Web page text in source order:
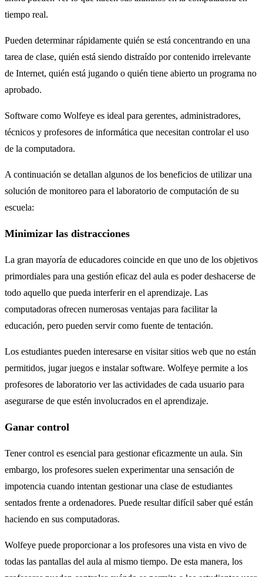
tiempo real.
Pueden determinar rápidamente quién se está concentrando en una
tarea de clase, quién está siendo distraído por contenido irrelevante
de Internet, quién está jugando o quién tiene abierto un programa no
aprobado.
Software como Wolfeye es ideal para gerentes, administradores,
técnicos y profesores de informática que necesitan controlar el uso
de la computadora.
A continuación se detallan algunos de los beneficios de utilizar una
solución de monitoreo para el laboratorio de computación de su
escuela:
Minimizar las distracciones
La gran mayoría de educadores coincide en que uno de los objetivos
primordiales para una gestión eficaz del aula es poder deshacerse de
todo aquello que pueda interferir en el aprendizaje. Las
computadoras ofrecen numerosas ventajas para facilitar la
educación, pero pueden servir como fuente de tentación.
Los estudiantes pueden interesarse en visitar sitios web que no están
permitidos, jugar juegos e instalar software. Wolfeye permite a los
profesores de laboratorio ver las actividades de cada usuario para
asegurarse de que estén involucrados en el aprendizaje.
Ganar control
Tener control es esencial para gestionar eficazmente un aula. Sin
embargo, los profesores suelen experimentar una sensación de
impotencia cuando intentan gestionar una clase de estudiantes
sentados frente a ordenadores. Puede resultar difícil saber qué están
haciendo en sus computadoras.
Wolfeye puede proporcionar a los profesores una vista en vivo de
todas las pantallas del aula al mismo tiempo. De esta manera, los